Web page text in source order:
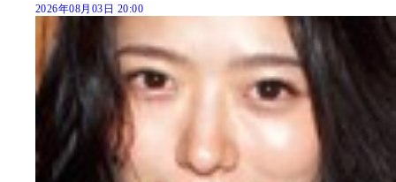
2026年08月03日 20:00